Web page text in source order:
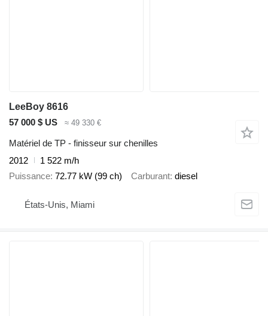
LeeBoy 8616
57 000 $ US
≈ 49 330 €
Matériel de TP - finisseur sur chenilles
2012
1 522 m/h
Puissance 72.77 kW (99 ch) Carburant diesel
États-Unis, Miami